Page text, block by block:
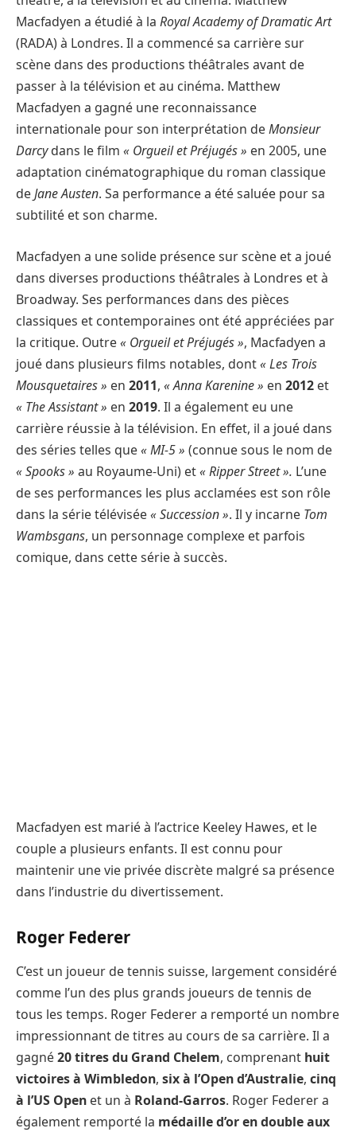
Macfadyen a étudié à la Royal Academy of Dramatic Art
(RADA) à Londres. Il a commencé sa carrière sur
scène dans des productions théâtrales avant de
passer à la télévision et au cinéma. Matthew
Macfadyen a gagné une reconnaissance
internationale pour son interprétation deMonsieur
Darcydans le film « Orgueil et Préjugés » en 2005, une
adaptation cinématographique du roman classique
deJane Austen. Sa performance a été saluée pour sa
subtilité et son charme.
Macfadyen a une solide présence sur scène et a joué
dans diverses productions théâtrales à Londres et à
Broadway. Ses performances dans des pièces
classiques et contemporaines ont été appréciées par
la critique. Outre« Orgueil et Préjugés », Macfadyen a
joué dans plusieurs films notables, dont« Les Trois
Mousquetaires » en 2011, « Anna Karenine » en 2012 et
« The Assistant » en 2019. Il a également eu une
carrière réussie à la télévision. En effet, il a joué dans
des séries telles que« MI-5 » (connue sous le nom de
« Spooks » au Royaume-Uni) et« Ripper Street ». L’une
de ses performances les plus acclamées est son rôle
dans la série télévisée« Succession ». Il y incarne Tom
Wambsgans, un personnage complexe et parfois
comique, dans cette série à succès.
Macfadyen est marié à l’actrice Keeley Hawes, et le
couple a plusieurs enfants. Il est connu pour
maintenir une vie privée discrète malgré sa présence
dans l’industrie du divertissement.
Roger Federer
C’est un joueur de tennis suisse, largement considéré
comme l’un des plus grands joueurs de tennis de
tous les temps. Roger Federer a remporté un nombre
impressionnant de titres au cours de sa carrière. Il a
gagné20 titres du Grand Chelem, comprenant huit
victoires à Wimbledon, six à l’Open d’Australie, cinq
à l’US Open et un à Roland-Garros. Roger Federer a
également remporté la médaille d’or en double aux